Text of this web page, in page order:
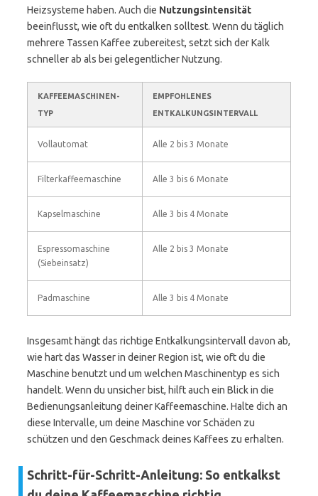
Heizsysteme haben. Auch die Nutzungsintensität
beeinflusst, wie oft du entkalken solltest. Wenn du täglich
mehrere Tassen Kaffee zubereitest, setzt sich der Kalk
schneller ab als bei gelegentlicher Nutzung.
KAFFEEMASCHINEN-
TYP
EMPFOHLENES
ENTKALKUNGSINTERVALL
Vollautomat Alle 2 bis 3 Monate
Filterkaffeemaschine Alle 3 bis 6 Monate
Kapselmaschine Alle 3 bis 4 Monate
Espressomaschine
(Siebeinsatz)
Alle 2 bis 3 Monate
Padmaschine Alle 3 bis 4 Monate
Insgesamt hängt das richtige Entkalkungsintervall davon ab,
wie hart das Wasser in deiner Region ist, wie oft du die
Maschine benutzt und um welchen Maschinentyp es sich
handelt. Wenn du unsicher bist, hilft auch ein Blick in die
Bedienungsanleitung deiner Kaffeemaschine. Halte dich an
diese Intervalle, um deine Maschine vor Schäden zu
schützen und den Geschmack deines Kaffees zu erhalten.
Schritt-für-Schritt-Anleitung: So entkalkst